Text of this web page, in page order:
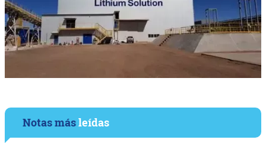
Notas másleídas